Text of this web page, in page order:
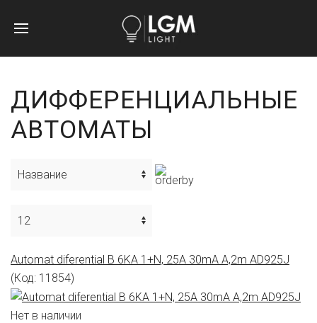
ДИФФЕРЕНЦИАЛЬНЫЕ
АВТОМАТЫ
Automat diferential B 6KA 1+N, 25A 30mA A,2m AD925J
(Код: 11854)
Нет в наличии